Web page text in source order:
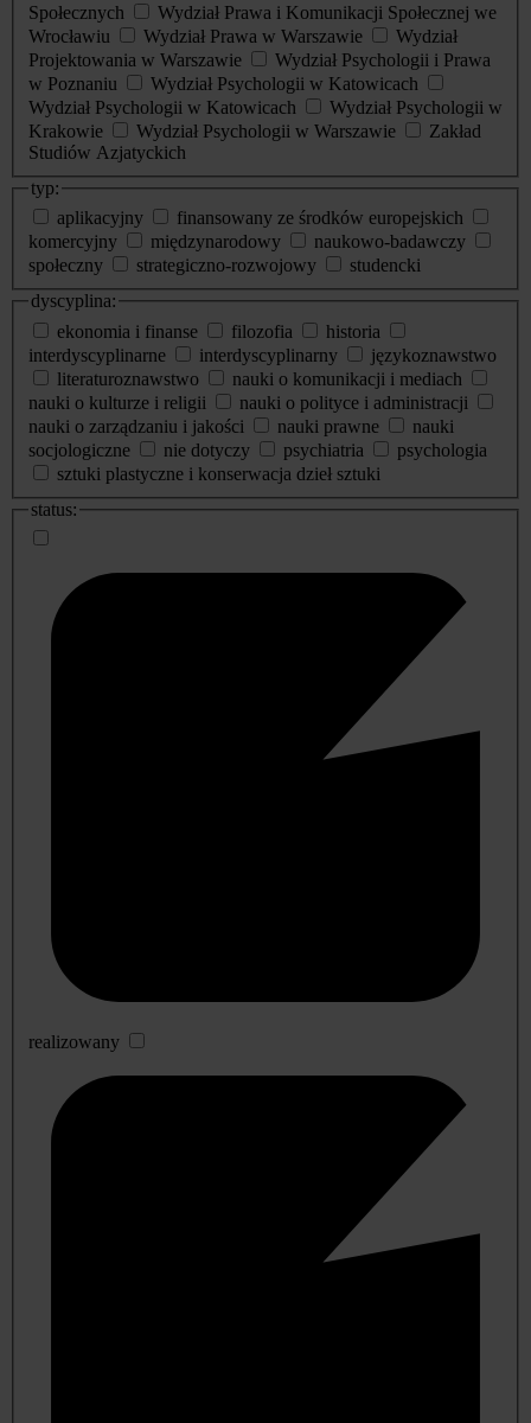
Społecznych
Wydział Prawa i Komunikacji Społecznej we
Wrocławiu
Wydział Prawa w Warszawie
Wydział
Projektowania w Warszawie
Wydział Psychologii i Prawa
w Poznaniu
Wydział Psychologii w Katowicach
Wydział Psychologii w Katowicach
Wydział Psychologii w
Krakowie
Wydział Psychologii w Warszawie
Zakład
Studiów Azjatyckich
typ:
aplikacyjny
finansowany ze środków europejskich
komercyjny
międzynarodowy
naukowo-badawczy
społeczny
strategiczno-rozwojowy
studencki
dyscyplina:
ekonomia i finanse
filozofia
historia
interdyscyplinarne
interdyscyplinarny
językoznawstwo
literaturoznawstwo
nauki o komunikacji i mediach
nauki o kulturze i religii
nauki o polityce i administracji
nauki o zarządzaniu i jakości
nauki prawne
nauki
socjologiczne
nie dotyczy psychiatria
psychologia
sztuki plastyczne i konserwacja dzieł sztuki
status:
realizowany